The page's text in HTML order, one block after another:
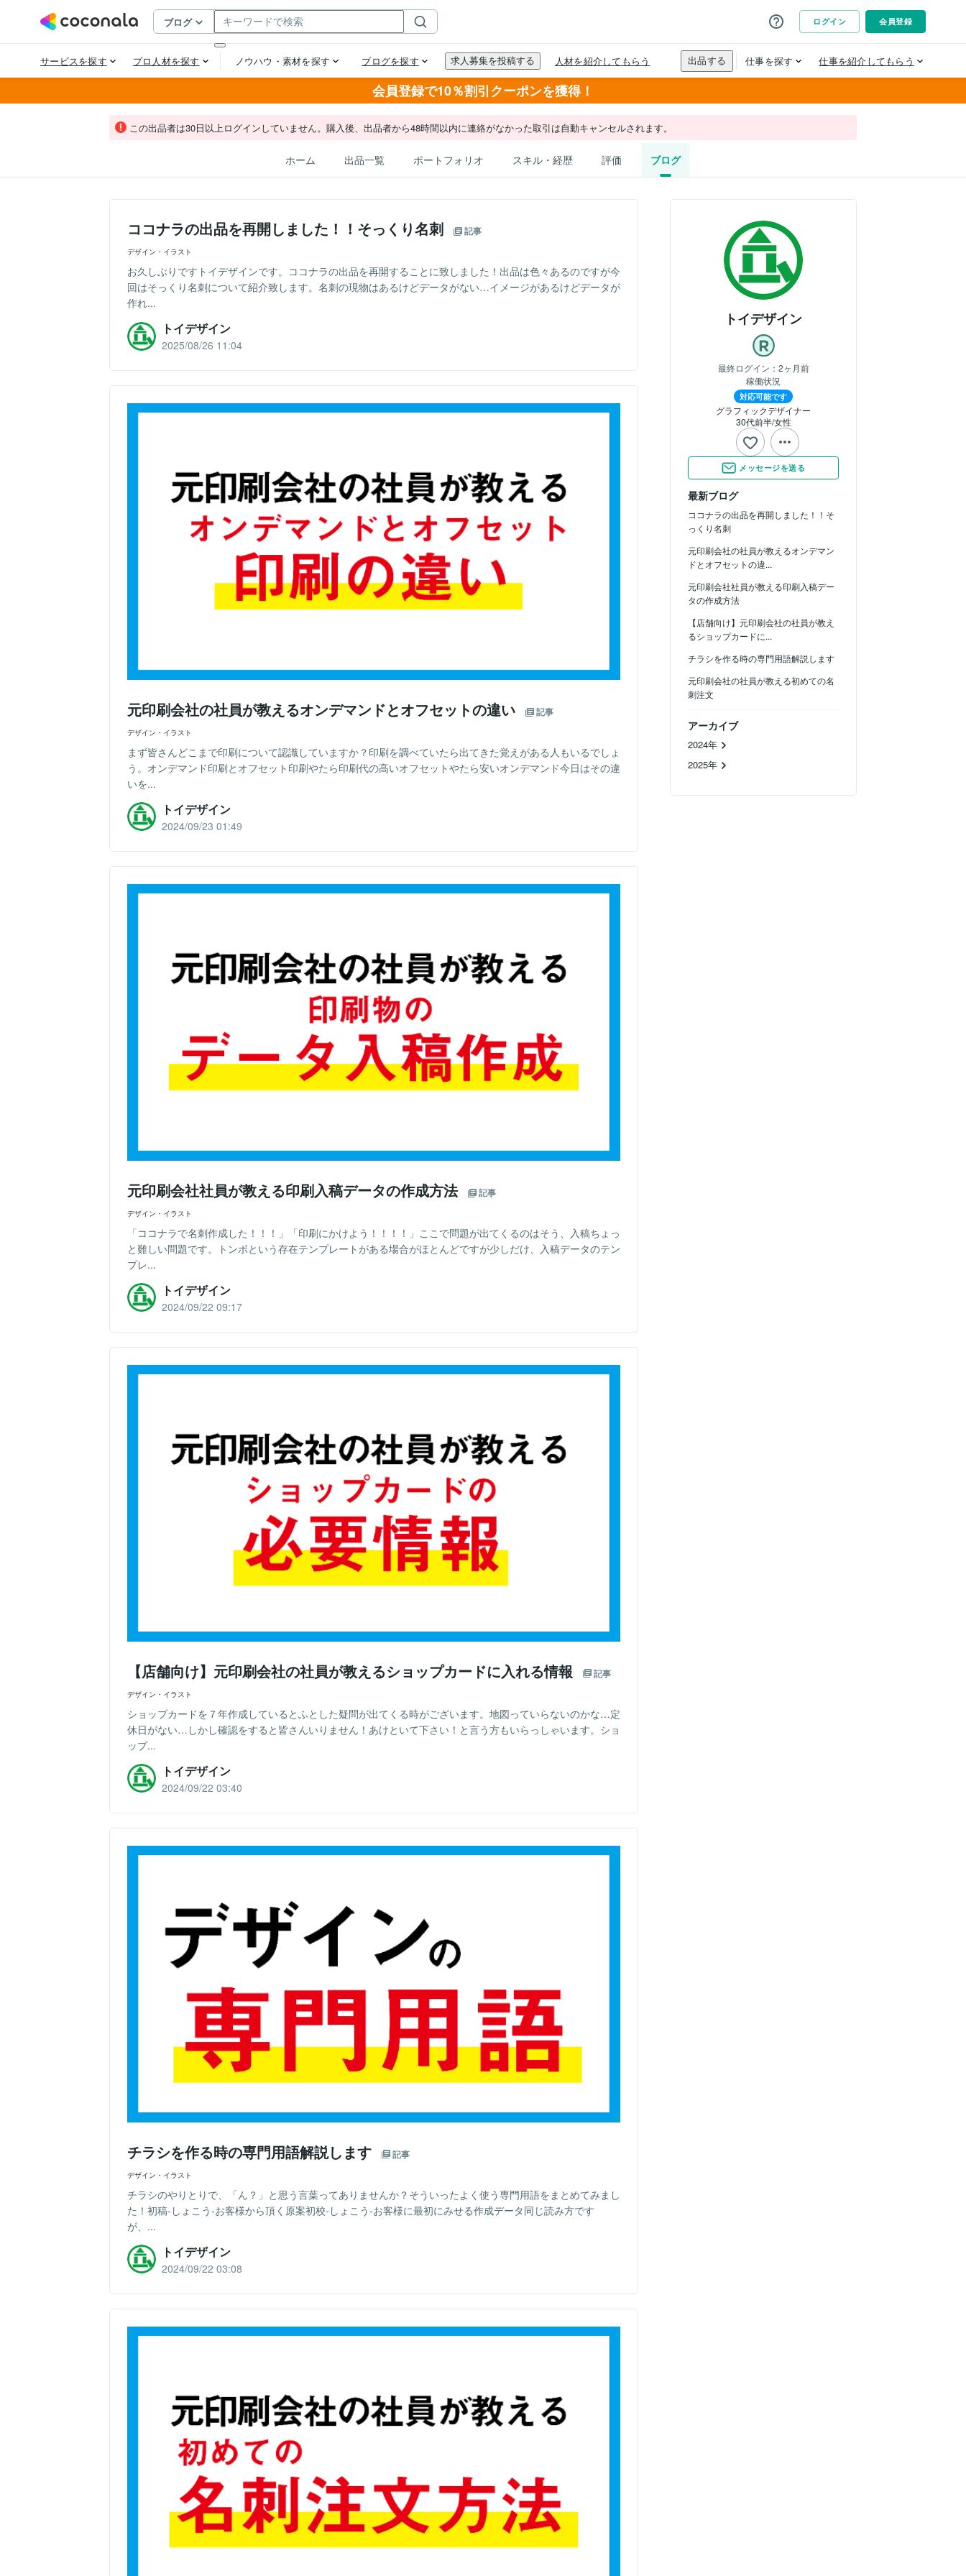
会員登録で10％割引クーポンを獲得！
この出品者は30日以上ログインしていません。購入後、出品者から48時間以内に連絡がなかった取引は自動キャンセルされます。
ホーム 出品一覧 ポートフォリオ スキル・経歴 評価 ブログ
トイデザイン
最終ログイン： 2ヶ月前
稼働状況
対応可能です
グラフィックデザイナー
30代前半女性
メッセージを送る
最新ブログ
ココナラの出品を再開しました！！そ
っくり名刺
元印刷会社の社員が教えるオンデマン
ドとオフセットの違...
元印刷会社社員が教える印刷入稿デー
タの作成方法
【店舗向け】元印刷会社の社員が教え
るショップカードに...
チラシを作る時の専門用語解説します
元印刷会社の社員が教える初めての名
刺注文
アーカイブ
2024年
2025年
ココナラの出品を再開しました！！そっくり名刺 記事
デザイン・イラスト
お久しぶりですトイデザインです。ココナラの出品を再開することに致しました！出品は色々あるのですが今
回はそっくり名刺について紹介致します。名刺の現物はあるけどデータがない…イメージがあるけどデータが
作れ...
トイデザイン
2025/08/26 11:04
元印刷会社の社員が教えるオンデマンドとオフセットの違い 記事
デザイン・イラスト
まず皆さんどこまで印刷について認識していますか？印刷を調べていたら出てきた覚えがある人もいるでしょ
う。オンデマンド印刷とオフセット印刷やたら印刷代の高いオフセットやたら安いオンデマンド今日はその違
いを...
トイデザイン
2024/09/23 01:49
元印刷会社社員が教える印刷入稿データの作成方法 記事
デザイン・イラスト
「ココナラで名刺作成した！！！」「印刷にかけよう！！！！」ここで問題が出てくるのはそう、入稿ちょっ
と難しい問題です。トンボという存在テンプレートがある場合がほとんどですが少しだけ、入稿データのテン
プレ...
トイデザイン
2024/09/22 09:17
【店舗向け】元印刷会社の社員が教えるショップカードに入れる情報 記事
デザイン・イラスト
ショップカードを７年作成しているとふとした疑問が出てくる時がございます。地図っていらないのかな…定
休日がない…しかし確認をすると皆さんいりません！あけといて下さい！と言う方もいらっしゃいます。ショ
ップ...
トイデザイン
2024/09/22 03:40
チラシを作る時の専門用語解説します 記事
デザイン・イラスト
チラシのやりとりで、「ん？」と思う言葉ってありませんか？そういったよく使う専門用語をまとめてみまし
た！初稿-しょこう-お客様から頂く原案初校-しょこう-お客様に最初にみせる作成データ同じ読み方です
が、...
トイデザイン
2024/09/22 03:08